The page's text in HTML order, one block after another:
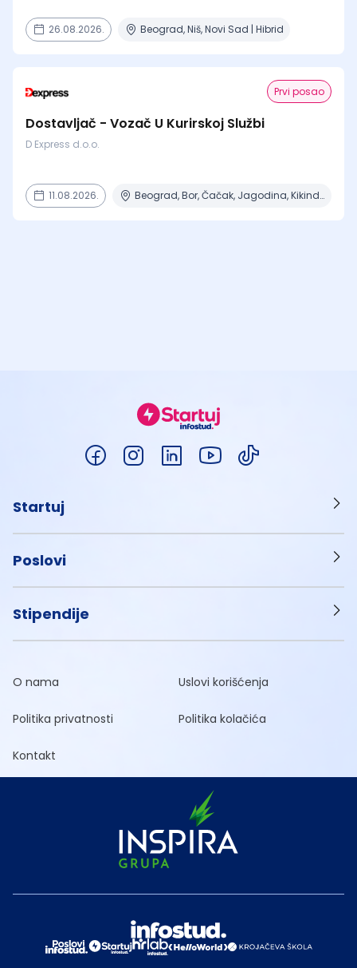
26.08.2026. Beograd, Niš, Novi Sad | Hibrid
Prvi posao
Dostavljač - Vozač U Kurirskoj Službi
D Express d.o.o.
11.08.2026. Beograd, Bor, Čačak, Jagodina, Kikinda + 23 mesta | Terenski rad
Startuj
Poslovi
Stipendije
O nama Uslovi korišćenja
Politika privatnosti Politika kolačića
Kontakt